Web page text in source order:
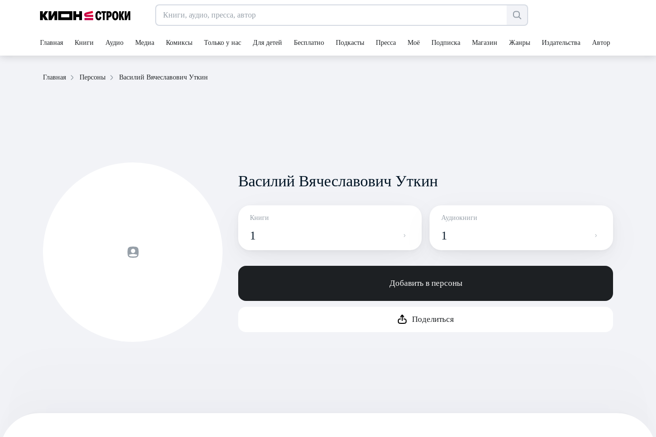
Главная Книги Аудио Медиа Комиксы Только у нас Для детей Бесплатно Подкасты Пресса Моё Подписка Магазин Жанры Издательства Авторы
Главная Персоны Василий Вячеславович Уткин
Василий Вячеславович Уткин
Книги
1
Аудиокниги
1
Добавить в персоны
Поделиться